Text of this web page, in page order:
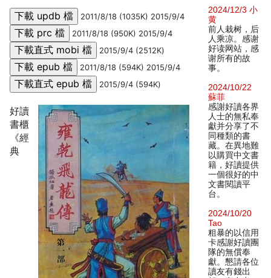
2011/8/18 (1035K) 2015/9/4
2011/8/18 (950K) 2015/9/4
2015/9/4 (2512K)
2011/8/18 (594K) 2015/9/4
2015/9/4 (594K)
好讀
書櫃
《經
典
2024/12/3 小
黄
前人栽树，后
人乘凉。感谢
好读网站，感
谢所有的故
事。
2024/10/22
蘇菲
感謝好讀各界
人士的無私奉
獻并分享了不
同種類的書
藏。在異地難
以購買中文書
籍，好讀提供
一個很好的中
文書閱讀平
台。
2024/10/20
Tao
粗暴的以信用
卡感謝好讀團
隊的無償奉
獻。懇請各位
讀友有錢出